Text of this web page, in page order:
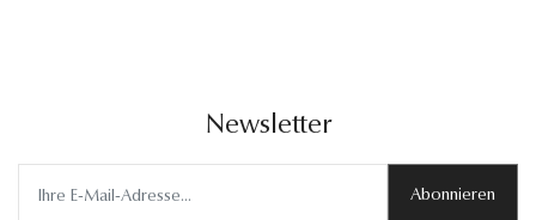
Newsletter
Abonnieren